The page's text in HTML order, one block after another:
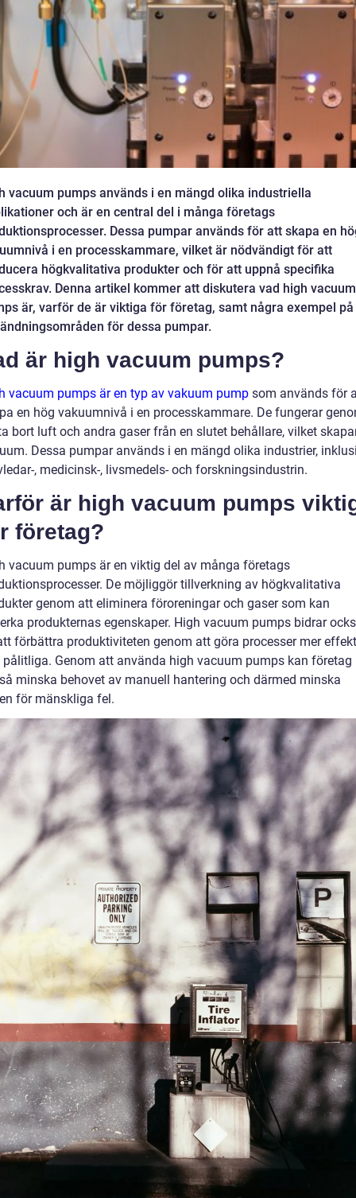
vacuum pumps används i en mängd olika industriella
och är en central del i många företags
Dessa pumpar används för att skapa en
i en processkammare, vilket är nödvändigt för att
högkvalitativa produkter och för att uppnå specifika
Denna artikel kommer att diskutera vad high vacuum
är, varför de är viktiga för företag, samt några exempel på
för dessa pumpar.
är high vacuum pumps?
vacuum pumps är en typ av vakuum pump som används för
en hög vakuumnivå i en processkammare. De fungerar
bort luft och andra gaser från en slutet behållare, vilket
Dessa pumpar används i en mängd olika industrier,
, medicinsk-, livsmedels- och forskningsindustrin.
är high vacuum pumps
företag?
vacuum pumps är en viktig del av många företags
De möjliggör tillverkning av högkvalitativa
genom att eliminera föroreningar och gaser som kan
produkternas egenskaper. High vacuum pumps bidrar
förbättra produktiviteten genom att göra processer mer
pålitliga. Genom att använda high vacuum pumps kan företag
minska behovet av manuell hantering och därmed minska
för mänskliga fel.